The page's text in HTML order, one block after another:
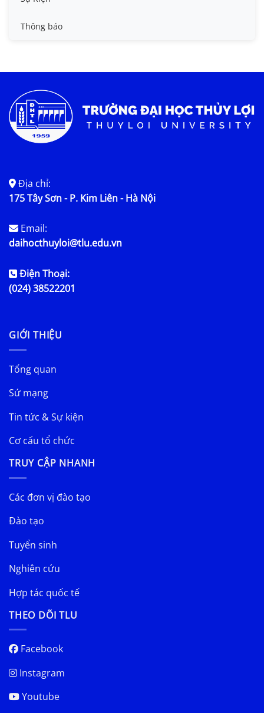
Tin đào tạo
Tin tức chung
Thông báo
Địa chỉ:
175 Tây Sơn - P. Kim Liên - Hà Nội
Email:
daihocthuyloi@tlu.edu.vn
Điện Thoại:
(024) 38522201
GIỚI THIỆU
Tổng quan
Sứ mạng
Tin tức & Sự kiện
Cơ cấu tổ chức
TRUY CẬP NHANH
Các đơn vị đào tạo
Đào tạo
Tuyển sinh
Nghiên cứu
Hợp tác quốc tế
THEO DÕI TLU
Facebook
Instagram
Youtube